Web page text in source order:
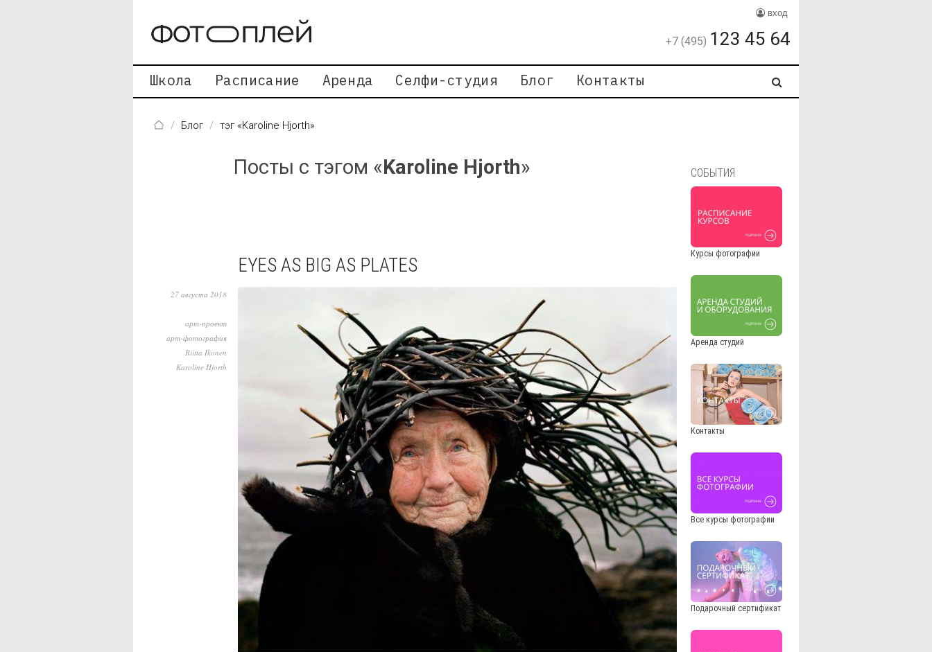
вход
+7 (495) 123 45 64
Школа Расписание Аренда Селфи-студия Блог Контакты
Блог тэг «Karoline Hjorth»
Посты с тэгом «Karoline Hjorth»
EYES AS BIG AS PLATES
27 августа 2018
арт-проект
арт-фотография
Riitta Ikonen
Karoline Hjorth
СОБЫТИЯ
Курсы фотографии
Аренда студий
Контакты
Все курсы фотографии
Подарочный сертификат